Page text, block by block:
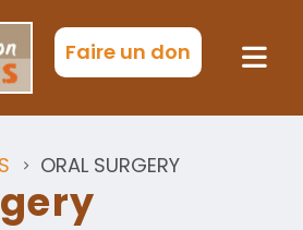
Faire un don
ORAL SURGERY